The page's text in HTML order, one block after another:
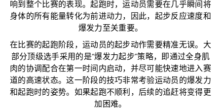
响到整个比赛的表现。起跑时，运动员需要在几乎瞬间将
身体的所有能量转化为前进动力，因此，起步反应速度和
爆发力至关重要。
在比赛的起跑阶段，运动员的起步动作需要精准无误。大
部分顶级选手采用的是“爆发力起步”策略，即通过全身肌
肉的协调配合在第一时间内启动，并尽可能快速地进入赛
道的高速状态。这一阶段的技巧非常考验运动员的爆发力
和起跑时的姿势。如果起跑不顺利，后续的追赶将变得更
加困难。